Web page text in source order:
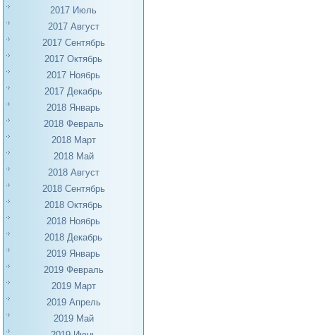
2017 Июль
2017 Август
2017 Сентябрь
2017 Октябрь
2017 Ноябрь
2017 Декабрь
2018 Январь
2018 Февраль
2018 Март
2018 Май
2018 Август
2018 Сентябрь
2018 Октябрь
2018 Ноябрь
2018 Декабрь
2019 Январь
2019 Февраль
2019 Март
2019 Апрель
2019 Май